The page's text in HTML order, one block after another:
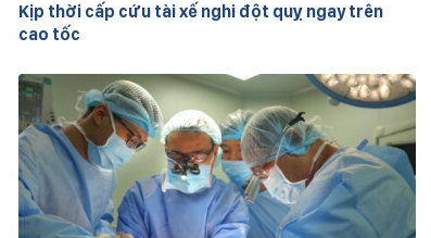
Kịp thời cấp cứu tài xế nghi đột quỵ ngay trên
cao tốc